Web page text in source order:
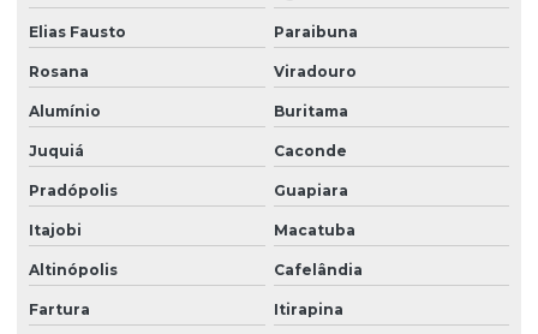
Terceirização de limpeza
Terceirização de limpeza para condomínios
Terceirização de limpeza empresarial
Terceirização de zeladoria
Terceirizada de limpeza
Torre de monitoramento
Elias Fausto Paraibuna
Rosana Viradouro
Alumínio Buritama
Juquiá Caconde
Pradópolis Guapiara
Itajobi Macatuba
Altinópolis Cafelândia
Fartura Itirapina